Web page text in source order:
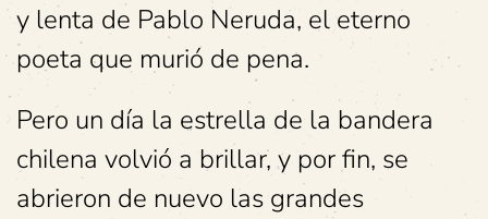
y lenta de Pablo Neruda, el eterno
poeta que murió de pena.
Pero un día la estrella de la bandera
chilena volvió a brillar, y por fin, se
abrieron de nuevo las grandes